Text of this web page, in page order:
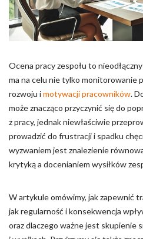
Ocena pracy zespołu to
ma na celu nie tylko monitorowanie
rozwoju imotywacji pracowników.
może znacząco przyczynić się do
z pracy, jednak niewłaściwie
prowadzić do frustracji i spadku
wyzwaniem jest znalezienie
krytyką a docenianiem wysiłków
W artykule omówimy, jak zapewnić
jak regularność i konsekwencja
oraz dlaczego ważne jest skupienie
zapamiętanie informacji, które
funkcjonowanie strony, np.
którym znajduje się użytkownik.
Statystyka
Statystyczne pliki cookie pomagają
zachowują się na stronie,
informacje.
Marketing
użytkowników na stronach
wyświetlanie reklam, które są
poszczególnych użytkowników i
wydawców i reklamodawców